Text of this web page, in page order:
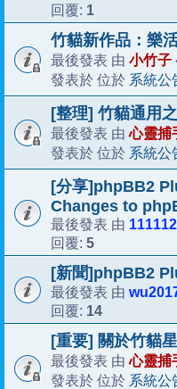
回覆: 1
竹貓新作品：樂
最後發表 由 小竹子
發表於 位於 系統公
[整理] 竹貓通用
最後發表 由心靈捕
發表於 位於 系統公
[分享]phpBB2
Changes to
最後發表 由
回覆: 5
[新聞]phpBB2
最後發表 由
回覆: 14
[重要] 關於竹貓
最後發表 由心靈捕
發表於 位於 系統公